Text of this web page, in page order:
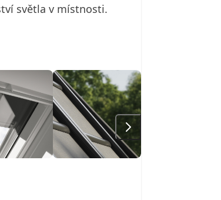
světla v místnosti.